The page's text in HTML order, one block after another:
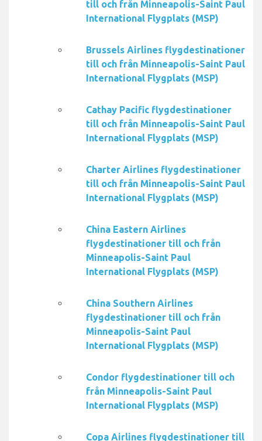
till och från Minneapolis-Saint Paul
International Flygplats (MSP)
Brussels Airlines flygdestinationer
till och från Minneapolis-Saint Paul
International Flygplats (MSP)
Cathay Pacific flygdestinationer
till och från Minneapolis-Saint Paul
International Flygplats (MSP)
Charter Airlines flygdestinationer
till och från Minneapolis-Saint Paul
International Flygplats (MSP)
China Eastern Airlines
flygdestinationer till och från
Minneapolis-Saint Paul
International Flygplats (MSP)
China Southern Airlines
flygdestinationer till och från
Minneapolis-Saint Paul
International Flygplats (MSP)
Condor flygdestinationer till och
från Minneapolis-Saint Paul
International Flygplats (MSP)
Copa Airlines flygdestinationer till